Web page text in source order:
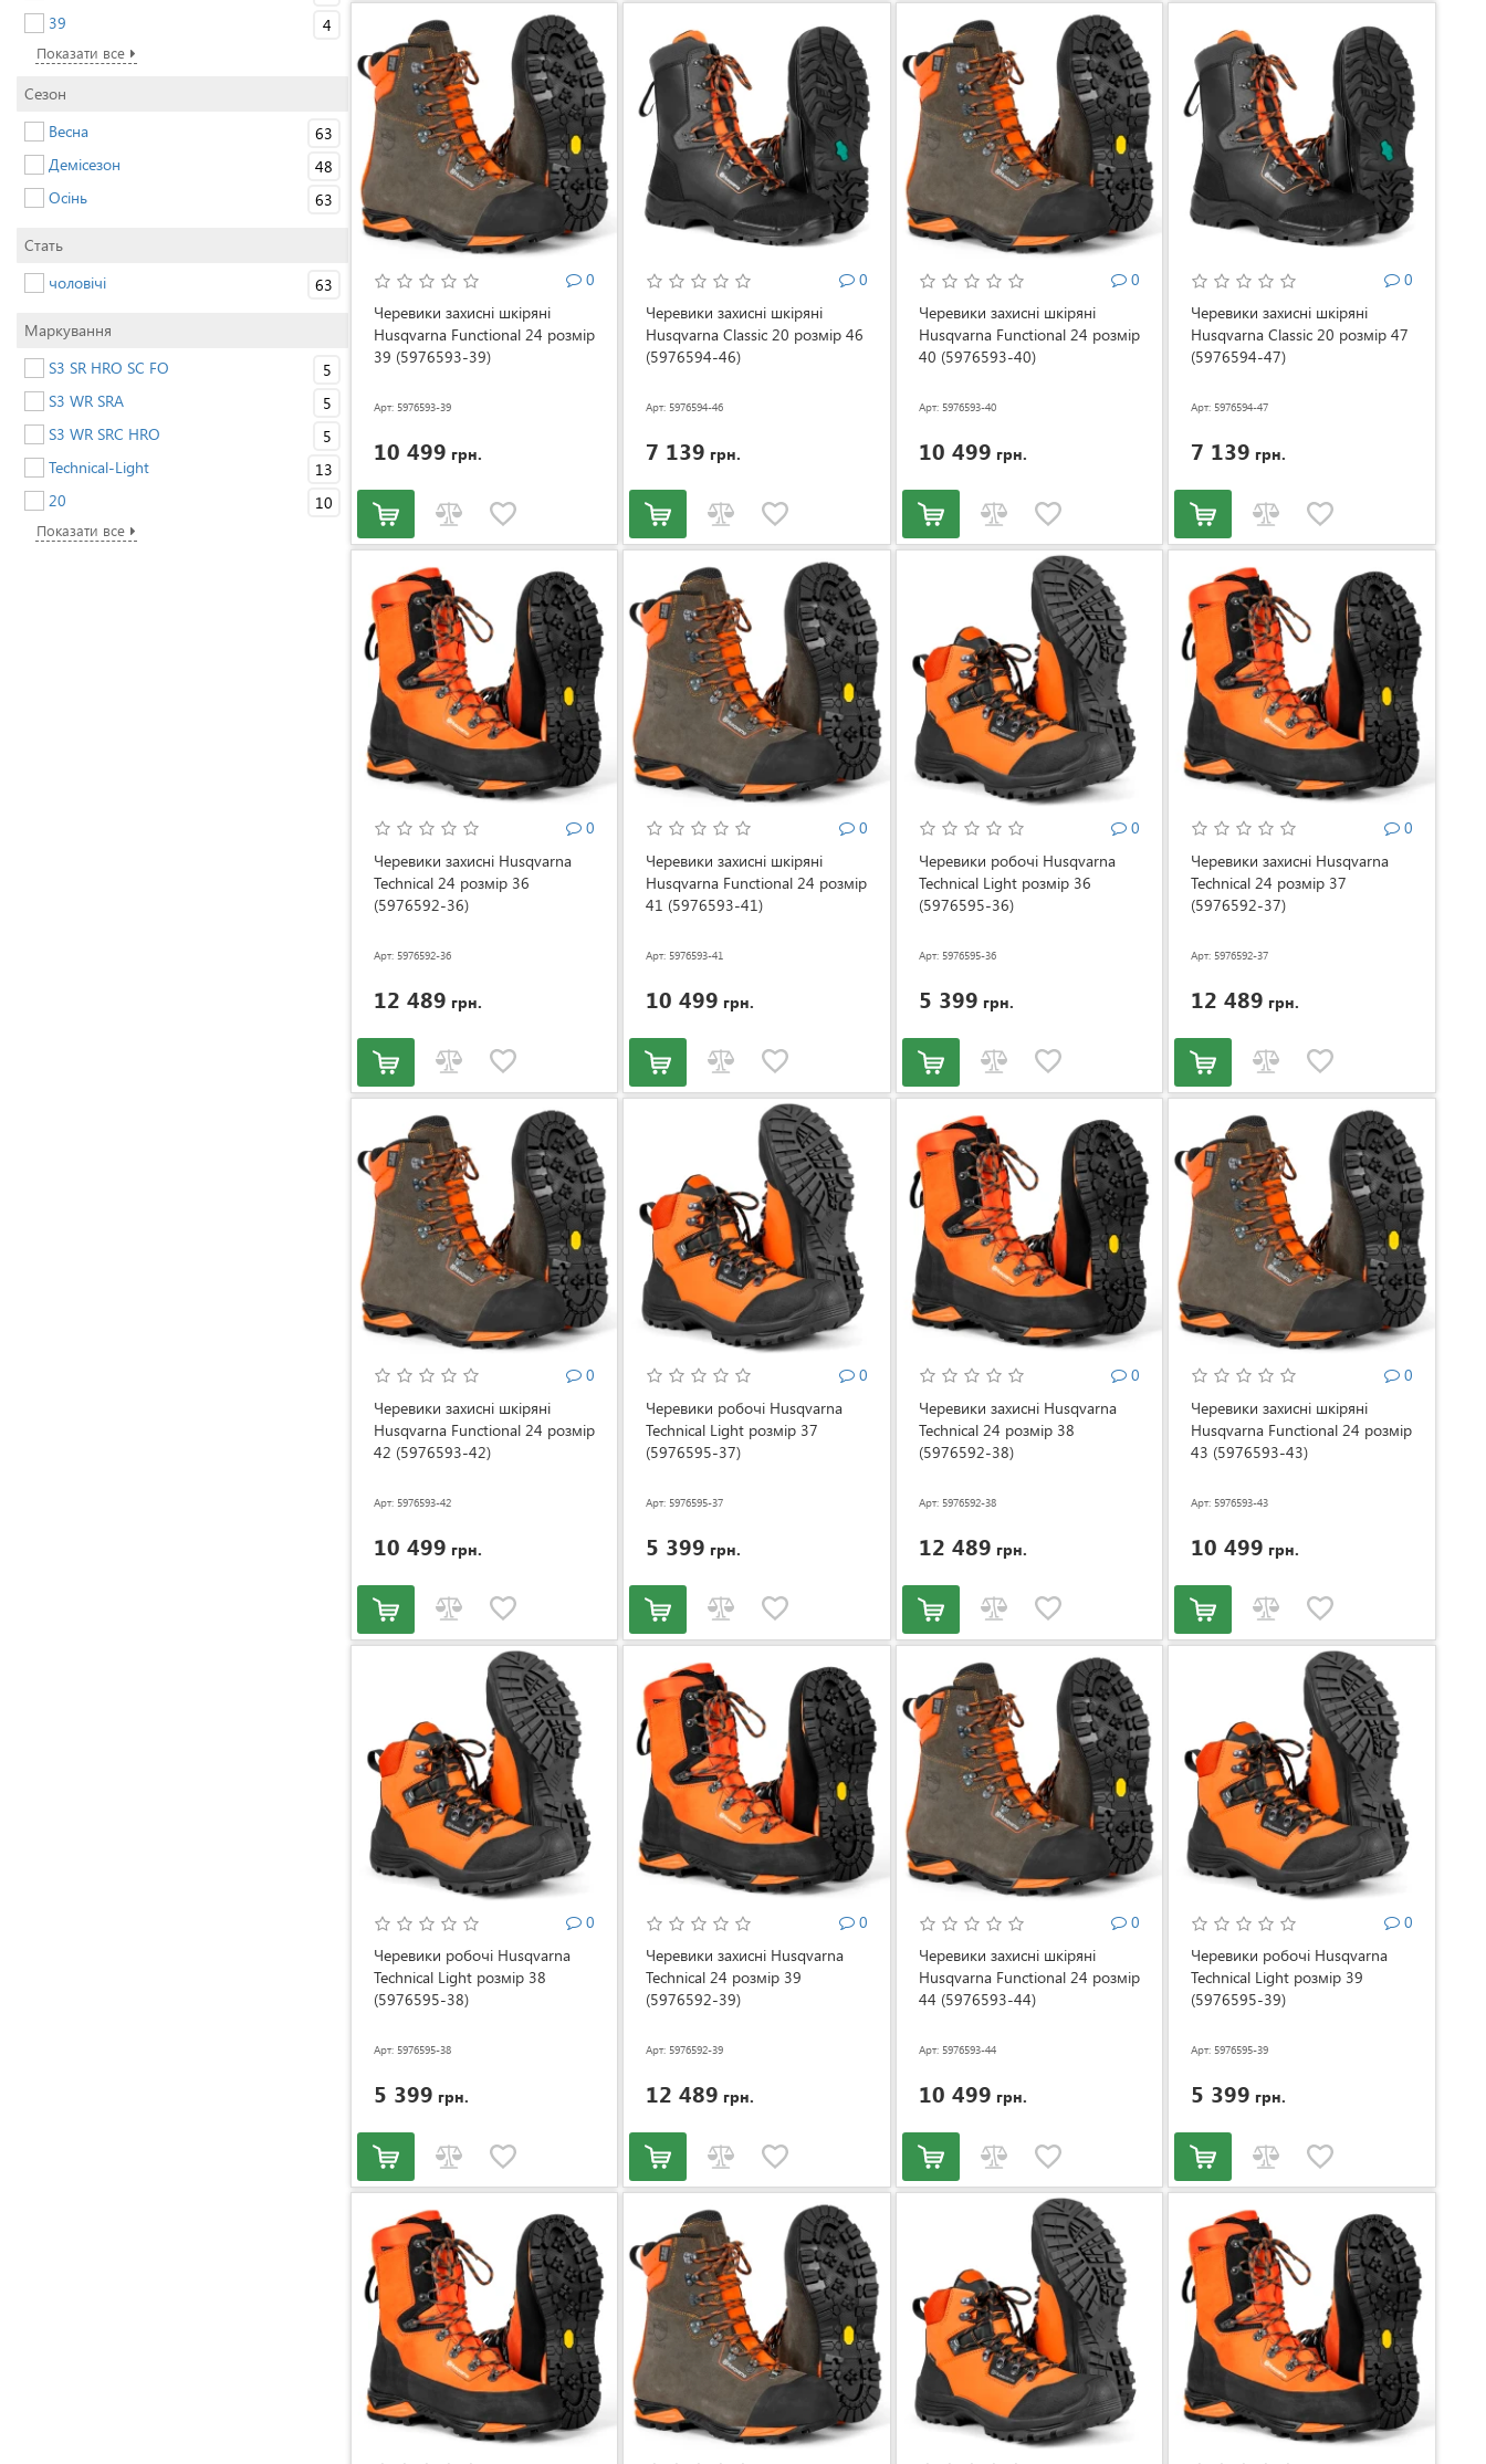
39
4
Показати все
Сезон
Весна
63
Демісезон
48
Осінь
63
Стать
чоловічі
63
Маркування
S3 SR HRO SC FO
5
S3 WR SRA
5
S3 WR SRC HRO
5
Technical-Light
13
20
10
Показати все
0
Черевики захисні шкіряні
Husqvarna Functional 24 розмір
39 (5976593-39)
Арт: 5976593-39
10 499 грн.
0
Черевики захисні шкіряні
Husqvarna Classic 20 розмір 46
(5976594-46)
Арт: 5976594-46
7 139 грн.
0
Черевики захисні шкіряні
Husqvarna Functional 24 розмір
40 (5976593-40)
Арт: 5976593-40
10 499 грн.
0
Черевики захисні шкіряні
Husqvarna Classic 20 розмір 47
(5976594-47)
Арт: 5976594-47
7 139 грн.
0
Черевики захисні Husqvarna
Technical 24 розмір 36
(5976592-36)
Арт: 5976592-36
12 489 грн.
0
Черевики захисні шкіряні
Husqvarna Functional 24 розмір
41 (5976593-41)
Арт: 5976593-41
10 499 грн.
0
Черевики робочі Husqvarna
Technical Light розмір 36
(5976595-36)
Арт: 5976595-36
5 399 грн.
0
Черевики захисні Husqvarna
Technical 24 розмір 37
(5976592-37)
Арт: 5976592-37
12 489 грн.
0
Черевики захисні шкіряні
Husqvarna Functional 24 розмір
42 (5976593-42)
Арт: 5976593-42
10 499 грн.
0
Черевики робочі Husqvarna
Technical Light розмір 37
(5976595-37)
Арт: 5976595-37
5 399 грн.
0
Черевики захисні Husqvarna
Technical 24 розмір 38
(5976592-38)
Арт: 5976592-38
12 489 грн.
0
Черевики захисні шкіряні
Husqvarna Functional 24 розмір
43 (5976593-43)
Арт: 5976593-43
10 499 грн.
0
Черевики робочі Husqvarna
Technical Light розмір 38
(5976595-38)
Арт: 5976595-38
5 399 грн.
0
Черевики захисні Husqvarna
Technical 24 розмір 39
(5976592-39)
Арт: 5976592-39
12 489 грн.
0
Черевики захисні шкіряні
Husqvarna Functional 24 розмір
44 (5976593-44)
Арт: 5976593-44
10 499 грн.
0
Черевики робочі Husqvarna
Technical Light розмір 39
(5976595-39)
Арт: 5976595-39
5 399 грн.